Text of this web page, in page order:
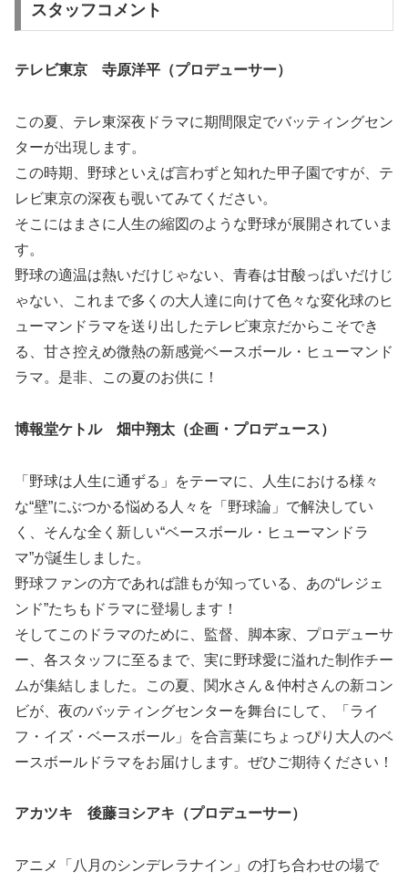
スタッフコメント
テレビ東京 寺原洋平（プロデューサー）
この夏、テレ東深夜ドラマに期間限定でバッティングセン
ターが出現します。
この時期、野球といえば言わずと知れた甲子園ですが、テ
レビ東京の深夜も覗いてみてください。
そこにはまさに人生の縮図のような野球が展開されていま
す。
野球の適温は熱いだけじゃない、青春は甘酸っぱいだけじ
ゃない、これまで多くの大人達に向けて色々な変化球のヒ
ューマンドラマを送り出したテレビ東京だからこそでき
る、甘さ控えめ微熱の新感覚ベースボール・ヒューマンド
ラマ。是非、この夏のお供に！
博報堂ケトル 畑中翔太（企画・プロデュース）
「野球は人生に通ずる」をテーマに、人生における様々
な“壁”にぶつかる悩める人々を「野球論」で解決してい
く、そんな全く新しい“ベースボール・ヒューマンドラ
マ”が誕生しました。
野球ファンの方であれば誰もが知っている、あの“レジェ
ンド”たちもドラマに登場します！
そしてこのドラマのために、監督、脚本家、プロデューサ
ー、各スタッフに至るまで、実に野球愛に溢れた制作チー
ムが集結しました。この夏、関水さん＆仲村さんの新コン
ビが、夜のバッティングセンターを舞台にして、「ライ
フ・イズ・ベースボール」を合言葉にちょっぴり大人のベ
ースボールドラマをお届けします。ぜひご期待ください！
アカツキ 後藤ヨシアキ（プロデューサー）
アニメ「八月のシンデレラナイン」の打ち合わせの場で